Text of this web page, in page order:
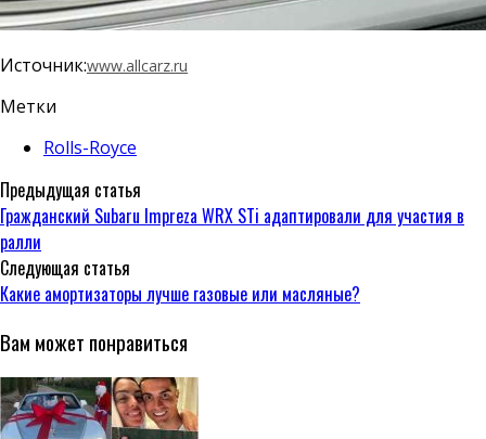
Источник:www.allcarz.ru
Метки
Rolls-Royce
Предыдущая статья
Гражданский Subaru Impreza WRX STi адаптировали для участия в
ралли
Следующая статья
Какие амортизаторы лучше газовые или масляные?
Вам может понравиться